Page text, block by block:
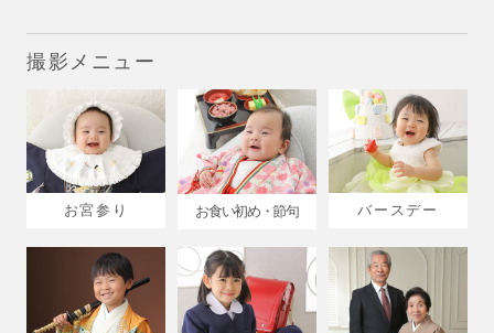
撮影メニュー
お宮参り お食い初め・節句 バースデー